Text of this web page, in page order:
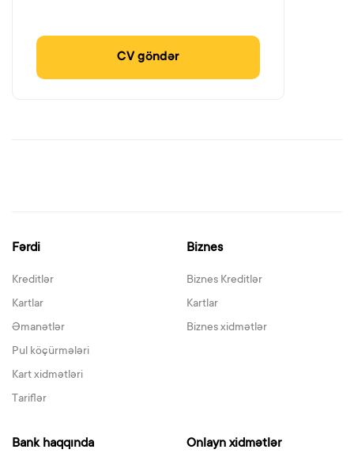
CV göndər
Fərdi
Kreditlər
Kartlar
Əmanətlər
Pul köçürmələri
Kart xidmətləri
Tariflər
Biznes
Biznes Kreditlər
Kartlar
Biznes xidmətlər
Bank haqqında Onlayn xidmətlər